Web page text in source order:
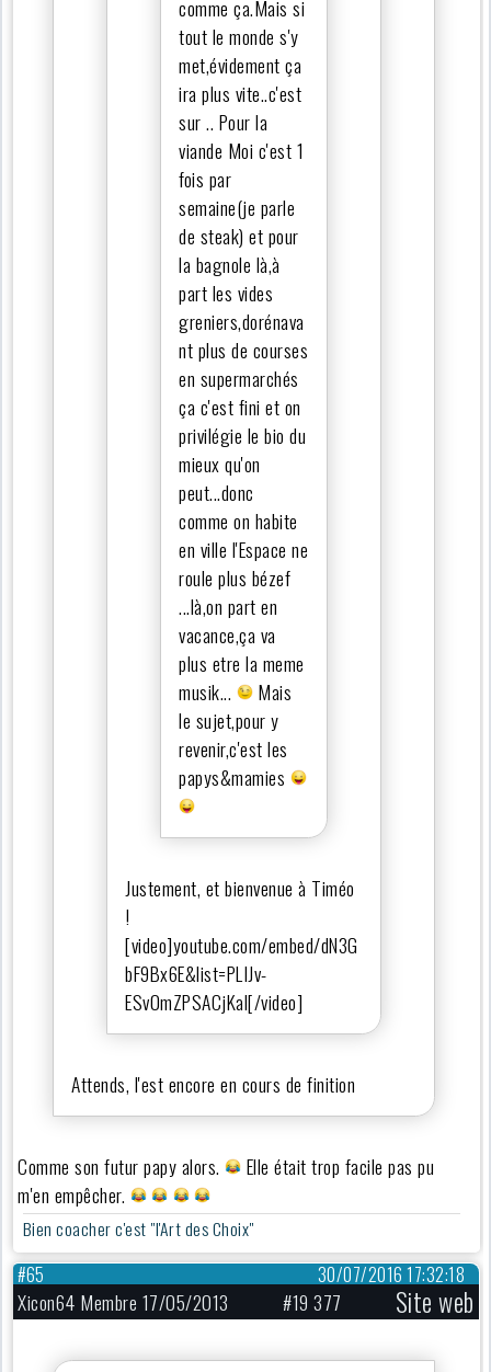
comme ça.Mais si
tout le monde s'y
met,évidement ça
ira plus vite..c'est
sur .. Pour la
viande Moi c'est 1
fois par
semaine(je parle
de steak) et pour
la bagnole là,à
part les vides
greniers,dorénava
nt plus de courses
en supermarchés
ça c'est fini et on
privilégie le bio du
mieux qu'on
peut...donc
comme on habite
en ville l'Espace ne
roule plus bézef
...là,on part en
vacance,ça va
plus etre la meme
musik...
Mais
le sujet,pour y
revenir,c'est les
papys&mamies
Justement, et bienvenue à Timéo
!
[video]youtube.com/embed/dN3G
bF9Bx6E&list=PLIJv-
ESv0mZPSACjKal[/video]
Attends, l'est encore en cours de finition
Comme son futur papy alors.
Elle était trop facile pas pu
m'en empêcher.
Bien coacher c'est "l'Art des Choix"
30/07/2016 17:32:18
#65
Xicon64 Membre 17/05/2013 #19 377 Site web